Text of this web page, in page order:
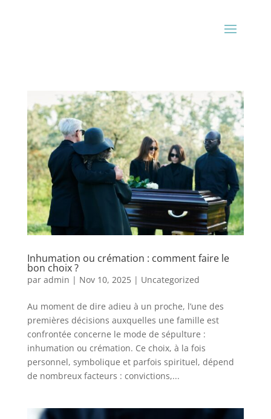
Inhumation ou crémation : comment faire le
bon choix ?
par admin | Nov 10, 2025| Uncategorized
Au moment de dire adieu à un proche, l’une des
premières décisions auxquelles une famille est
confrontée concerne le mode de sépulture :
inhumation ou crémation. Ce choix, à la fois
personnel, symbolique et parfois spirituel, dépend
de nombreux facteurs : convictions,...